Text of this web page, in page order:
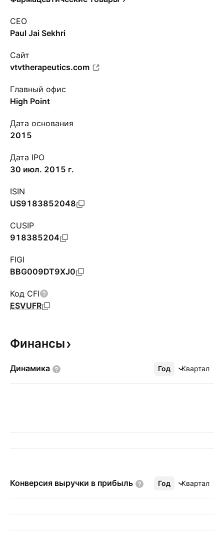
CEO
Paul Jai Sekhri
Сайт
vtvtherapeutics.com
Главный офис
High Point
Дата основания
2015
Дата IPO
30 июл. 2015 г.
ISIN
US9183852048
CUSIP
918385204
FIGI
BBG009DT9XJ0
Код CFI
ESVUFR
Финансы
Динамика Год Квартал
Ещё
Конверсия выручки в прибыль Год Квартал
Ещё